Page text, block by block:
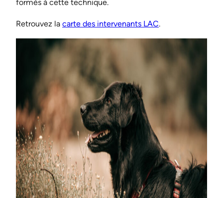
formés à cette technique.
Retrouvez la carte des intervenants LAC.